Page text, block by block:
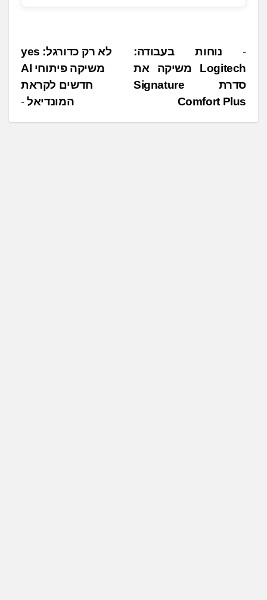
נ
י
ו
לא רק כדורגל: yes
משיקה פיתוחי AI
חדשים לקראת
המונדיאל
נוחות בעבודה:
Logitech משיקה את
סדרת Signature
Comfort Plus